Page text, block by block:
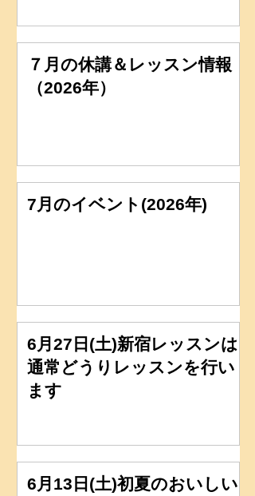
７月の休講＆レッスン情報
（2026年）
7月のイベント(2026年)
6月27日(土)新宿レッスンは
通常どうりレッスンを行い
ます
6月13日(土)初夏のおいしい